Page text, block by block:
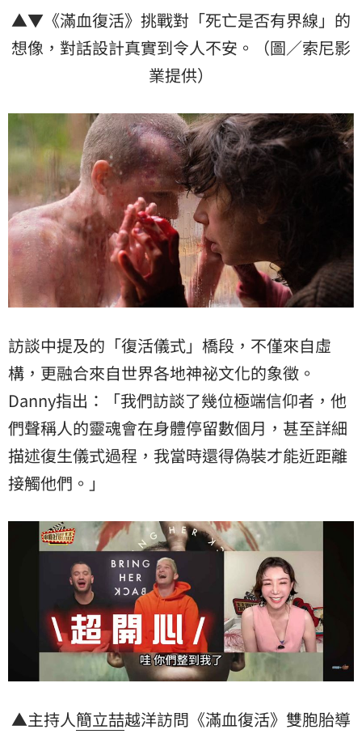
▲▼《滿血復活》挑戰對「死亡是否有界線」的
想像，對話設計真實到令人不安。（圖／索尼影
業提供）
訪談中提及的「復活儀式」橋段，不僅來自虛
構，更融合來自世界各地神祕文化的象徵。
Danny指出：「我們訪談了幾位極端信仰者，他
們聲稱人的靈魂會在身體停留數個月，甚至詳細
描述復生儀式過程，我當時還得偽裝才能近距離
接觸他們。」
▲主持人簡立喆越洋訪問《滿血復活》雙胞胎導